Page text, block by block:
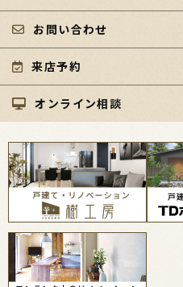
お問い合わせ
来店予約
オンライン相談